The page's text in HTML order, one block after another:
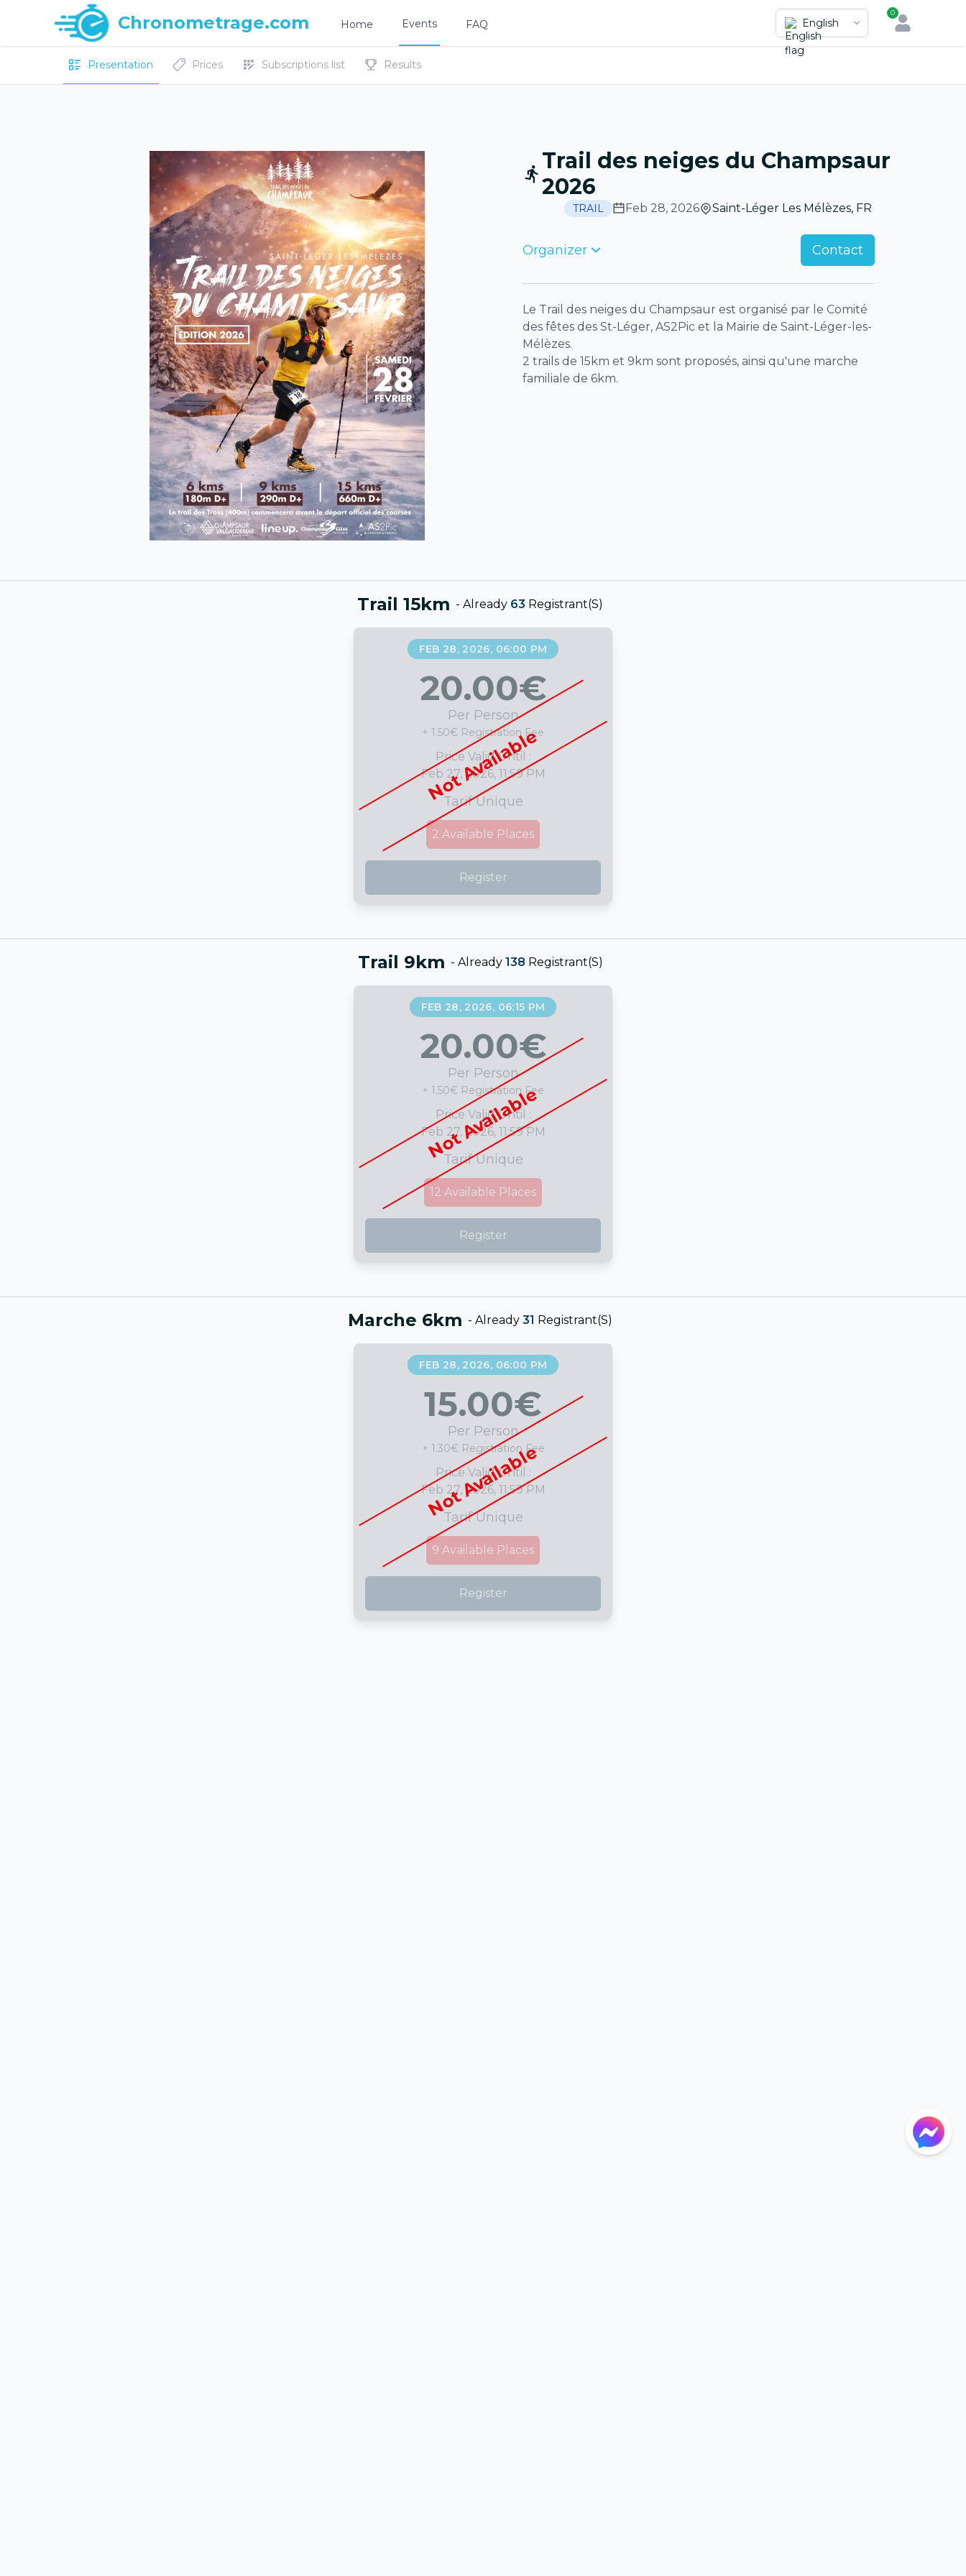
Chronometrage.com Home Events FAQ English
0
Presentation Prices Subscriptions list Results
Trail des neiges du Champsaur
2026
TRAIL Feb 28, 2026 Saint-Léger Les Mélèzes, FR
Organizer Contact
Le Trail des neiges du Champsaur est organisé par le Comité
des fêtes des St-Léger, AS2Pic et la Mairie de Saint-Léger-les-
Mélèzes.
2 trails de 15km et 9km sont proposés, ainsi qu'une marche
familiale de 6km.
Trail 15km - Already 63 Registrant(s)
Not Available
FEB 28, 2026, 06:00 PM
20.00€
Per Person
+ 1.50€ Registration Fee
Price Valid Until :
Feb 27, 2026, 11:59 PM
Tarif Unique
2 Available Places
Register
Trail 9km - Already 138 Registrant(s)
Not Available
FEB 28, 2026, 06:15 PM
20.00€
Per Person
+ 1.50€ Registration Fee
Price Valid Until :
Feb 27, 2026, 11:59 PM
Tarif Unique
12 Available Places
Register
Marche 6km - Already 31 Registrant(s)
Not Available
FEB 28, 2026, 06:00 PM
15.00€
Per Person
+ 1.30€ Registration Fee
Price Valid Until :
Feb 27, 2026, 11:59 PM
Tarif Unique
9 Available Places
Register